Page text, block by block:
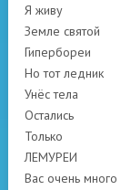
Я живу
Земле святой
Гипербореи
Но тот ледник
Унёс тела
Остались
Только
ЛЕМУРЕИ
Вас очень много